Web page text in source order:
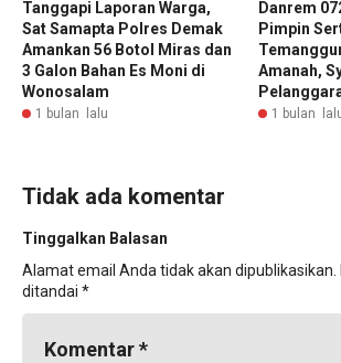
Tanggapi Laporan Warga,
Sat Samapta Polres Demak
Amankan 56 Botol Miras dan
3 Galon Bahan Es Moni di
Wonosalam
1 bulan lalu
Danrem
Pimpin
Amanah,
1 bulan
Tidak ada komentar
Tinggalkan Balasan
Alamat email Anda tidak akan dipublikasikan.
ditandai *
Komentar*